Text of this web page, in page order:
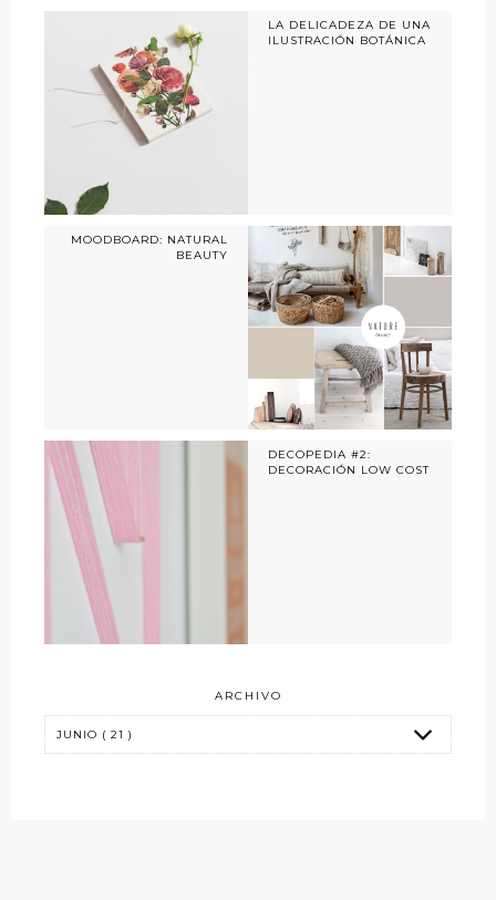
LA DELICADEZA DE UNA
ILUSTRACIÓN BOTÁNICA
MOODBOARD: NATURAL
BEAUTY
DECOPEDIA #2:
DECORACIÓN LOW COST
ARCHIVO